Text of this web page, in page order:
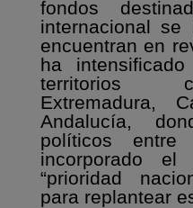
fondos
internacional
encuentran en
ha
territorios
Extremadura,
Andalucía,
políticos
incorporado
“prioridad
para replantear